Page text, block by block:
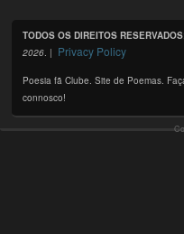
TODOS OS DIREITOS RESERVADOS
2026. | Privacy Policy
Poesia fã Clube. Site de Poemas.
connosco!